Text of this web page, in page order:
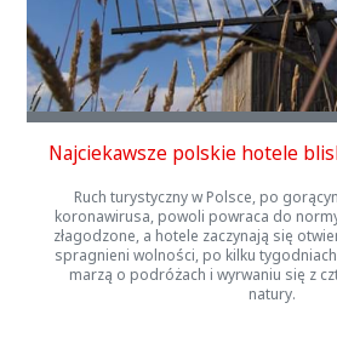
Najciekawsze polskie hotele
Ruch turystyczny w Polsce, po
koronawirusa, powoli powraca do
złagodzone, a hotele zaczynają się
spragnieni wolności, po kilku
marzą o podróżach i wyrwaniu się z
natury.